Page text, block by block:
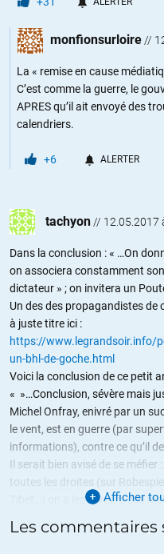
monfionsurloire //
La « remise en cause
C’est comme la guerre, le
APRES qu’il ait envoyé des
calendriers.
+6 ALERTER
tachyon // 12.05.2017
Dans la conclusion : « …On
on associera constamment
dictateur » ; on invitera un
Un des des propagandistes de
à juste titre ici :
https://www.legrandsoir.info/
un-bhl-de-goche.html
Voici la conclusion de ce petit
« »…Conclusion, sévère mais
Michel Onfray, enivré par un
le vent, est en guerre (par
informations), contre ce qu’il
Il serait bien avisé de se méfier
toutes les droites (sur
Tibet…) on a les faveurs des
les lecteurs, par ses
Afficher
Les commentaires